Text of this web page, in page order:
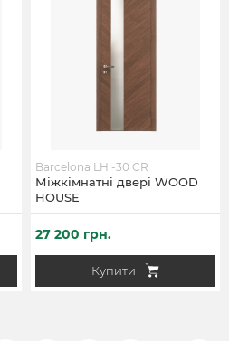
Міжкімнатні двері WOOD
HOUSE
Barcelona LH -30 CR
Купити
27 200 грн.